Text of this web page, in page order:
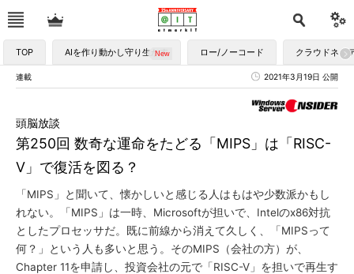
TOP AIを作り動かし守り生かす ロー/ノーコード クラウドネイ
連載 2021年3月19日 公開
第250回 数奇な運命をたどる「MIPS」は「RISC-
V」で復活を図る？
頭脳放談
「MIPS」と聞いて、懐かしいと感じる人はもはや少数派かもし
れない。「MIPS」は一時、Microsoftが担いで、Intelのx86対抗
としたプロセッサだ。既に前線から消えて久しく、「MIPSって
何？」という人も多いと思う。そのMIPS（会社の方）が、
Chapter 11を申請し、投資会社の元で「RISC-V」を担いで再生す